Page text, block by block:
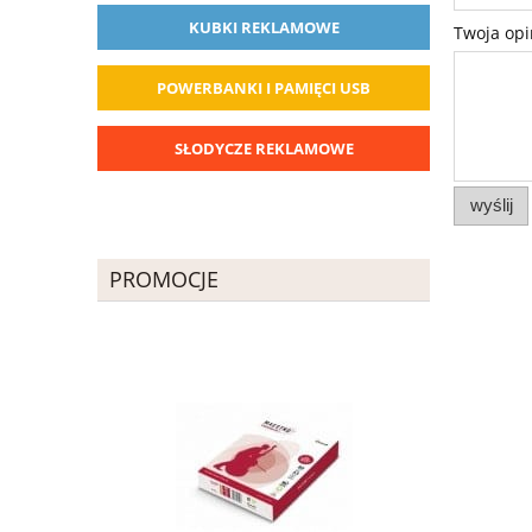
KUBKI REKLAMOWE
POWERBANKI I PAMIĘCI USB
SŁODYCZE REKLAMOWE
PROMOCJE
Twoja
wyślij